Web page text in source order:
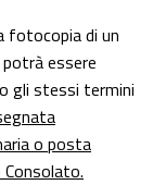
fotocopia di un
essere
gli stessi termini
o posta